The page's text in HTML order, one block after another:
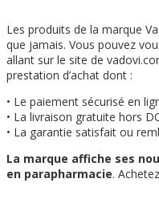
Les produits de la marque
que jamais. Vous pouvez
allant sur le site de
prestation d’achat dont :
• Le paiement sécurisé en
• La livraison gratuite hors
• La garantie satisfait ou
La marque affiche ses
en parapharmacie.